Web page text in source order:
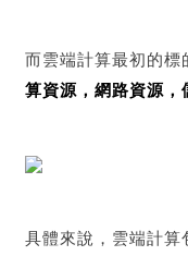
而雲端計算最初的標
算資源，網路資源，
具體來說，雲端計算